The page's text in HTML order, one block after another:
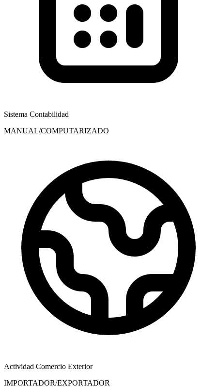
Sistema Contabilidad
MANUAL/COMPUTARIZADO
Actividad Comercio Exterior
IMPORTADOR/EXPORTADOR